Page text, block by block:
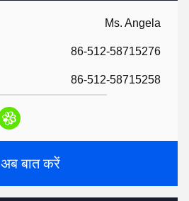
Ms. Angela
86-512-58715276
86-512-58715258
अब बात करें